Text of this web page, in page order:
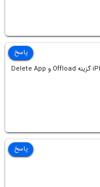
چرا تو قسمت iPhone Storage گزینه Offload و Delete App
پاسخ
پاسخ